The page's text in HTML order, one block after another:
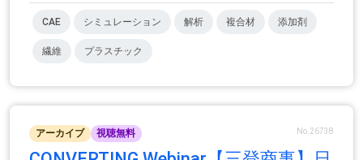
CAE シミュレーション 解析 複合材 添加剤
繊維 プラスチック
アーカイブ 視聴無料 No.26738